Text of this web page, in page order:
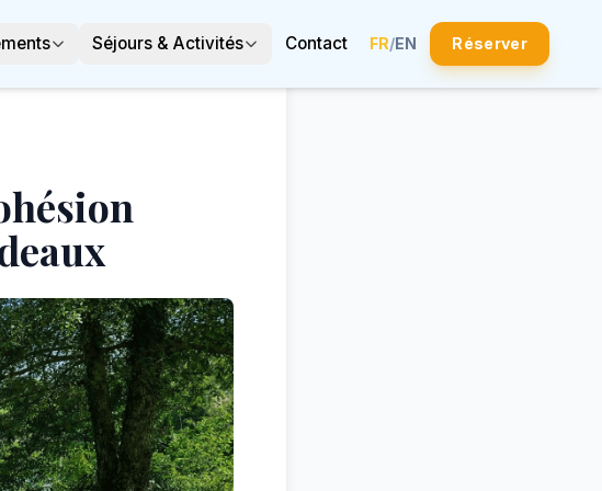
Séjours & Activités Contact FR/EN Réserver